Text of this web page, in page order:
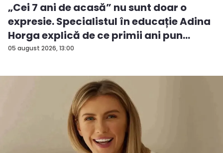
05 august 2026, 13:00
„Cei 7 ani de acasă” nu sunt doar o
expresie. Specialistul în educație Adina
Horga explică de ce primii ani pun
baze...